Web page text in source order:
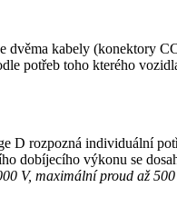
dvěma kabely (konektory
potřeb toho kterého
D rozpozná individuální
dobíjecího výkonu se
V, maximální proud až